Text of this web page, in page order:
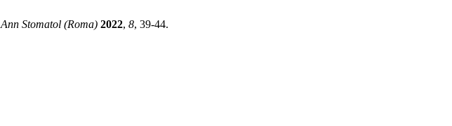
Ann Stomatol (Roma) 2022, 8, 39-44.